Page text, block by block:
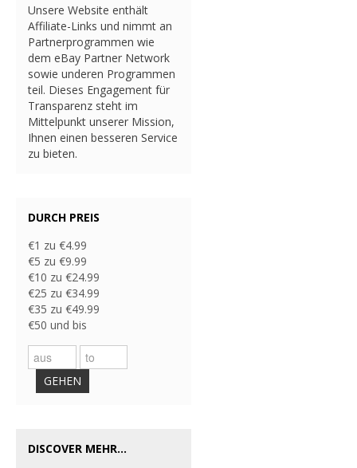
Unsere Website enthält
Affiliate-Links und nimmt an
Partnerprogrammen wie
dem eBay Partner Network
sowie underen Programmen
teil. Dieses Engagement für
Transparenz steht im
Mittelpunkt unserer Mission,
Ihnen einen besseren Service
zu bieten.
DURCH PREIS
€1 zu €4.99
€5 zu €9.99
€10 zu €24.99
€25 zu €34.99
€35 zu €49.99
€50 und bis
GEHEN
DISCOVER MEHR...